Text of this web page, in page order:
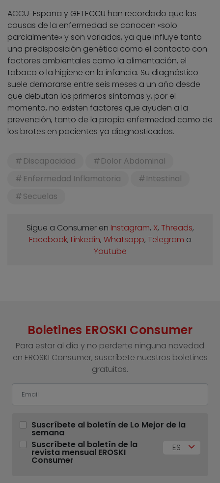
ACCU-España y GETECCU han recordado que las
causas de la enfermedad se conocen «solo
parcialmente» y son variadas, ya que influye tanto
una predisposición genética como el contacto con
factores ambientales como la alimentación, el
tabaco o la higiene en la infancia. Su diagnóstico
suele demorarse entre seis meses a un año desde
que debutan los primeros síntomas y, por el
momento, no existen factores que ayuden a la
prevención, tanto de la propia enfermedad como de
los brotes en pacientes ya diagnosticados.
Discapacidad
Dolor Abdominal
Enfermedad Inflamatoria
Intestinal
Secuelas
Sigue a Consumer en Instagram, X, Threads,
Facebook, Linkedin, Whatsapp, Telegram o
Youtube
Boletines EROSKI Consumer
Para estar al día y no perderte ninguna novedad
en EROSKI Consumer, suscríbete nuestros boletines
gratuitos.
Suscríbete al boletín de Lo Mejor de la
semana
Suscríbete al boletín de la
revista mensual EROSKI
Consumer
ES